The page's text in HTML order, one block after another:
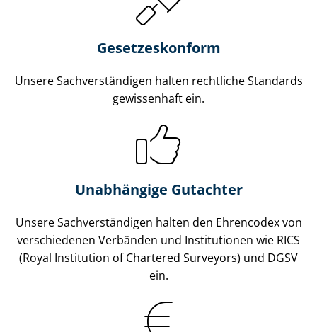
Gesetzes­konform
Unsere Sach­ver­stän­di­gen halten rechtliche Standards
gewissenhaft ein.
Unabhängige Gutachter
Unsere Sach­ver­stän­di­gen halten den Ehrencodex von
verschiedenen Verbänden und Institutionen wie RICS
(Royal Institution of Chartered Surveyors) und DGSV
ein.